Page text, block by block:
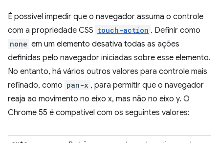
É possível impedir que o navegador assuma o controle
com a propriedade CSS touch-action . Definir como
none em um elemento desativa todas as ações
definidas pelo navegador iniciadas sobre esse elemento.
No entanto, há vários outros valores para controle mais
refinado, como pan-x , para permitir que o navegador
reaja ao movimento no eixo x, mas não no eixo y. O
Chrome 55 é compatível com os seguintes valores: